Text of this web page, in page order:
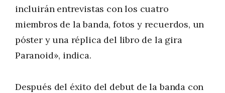
incluirán entrevistas con los cuatro
miembros de la banda, fotos y recuerdos, un
póster y una réplica del libro de la gira
Paranoid», indica.
Después del éxito del debut de la banda con